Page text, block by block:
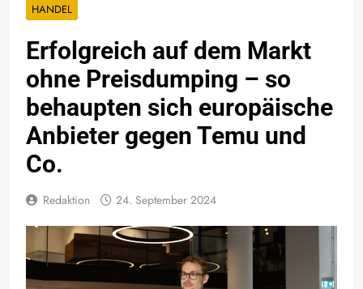
HANDEL
Erfolgreich auf dem Markt
ohne Preisdumping – so
behaupten sich europäische
Anbieter gegen Temu und
Co.
Redaktion 24. September 2024